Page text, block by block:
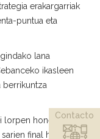
erakargarriak
puntua eta
lana
ikasleen
berrikuntza
lorpen honegatik eta
final handirako!
Contacto